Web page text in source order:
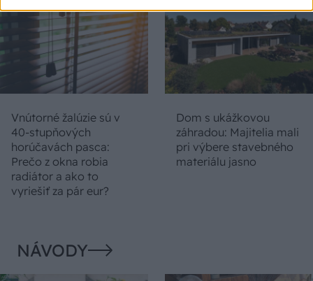
Vnútorné žalúzie sú v
40-stupňových
horúčavách pasca:
Prečo z okna robia
radiátor a ako to
vyriešiť za pár eur?
Dom s ukážkovou
záhradou: Majitelia mali
pri výbere stavebného
materiálu jasno
NÁVODY